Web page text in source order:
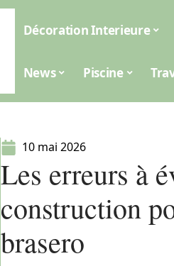
Décoration Interieure
News Piscine
10 mai 2026
Les erreurs à
construction
brasero